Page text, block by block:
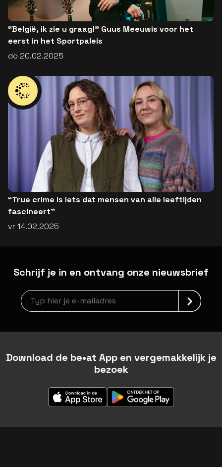
“België, ik zie u graag!" Guus Meeuwis voor het
eerst in het Sportpaleis
do 20.02.2025
“True crime is iets dat mensen van alle leeftijden
fascineert”
vr 14.02.2025
Schrijf je in en ontvang onze nieuwsbrief
Nieuwsbrief aanmelding
Download de be•at App en vergemakkelijk je
bezoek